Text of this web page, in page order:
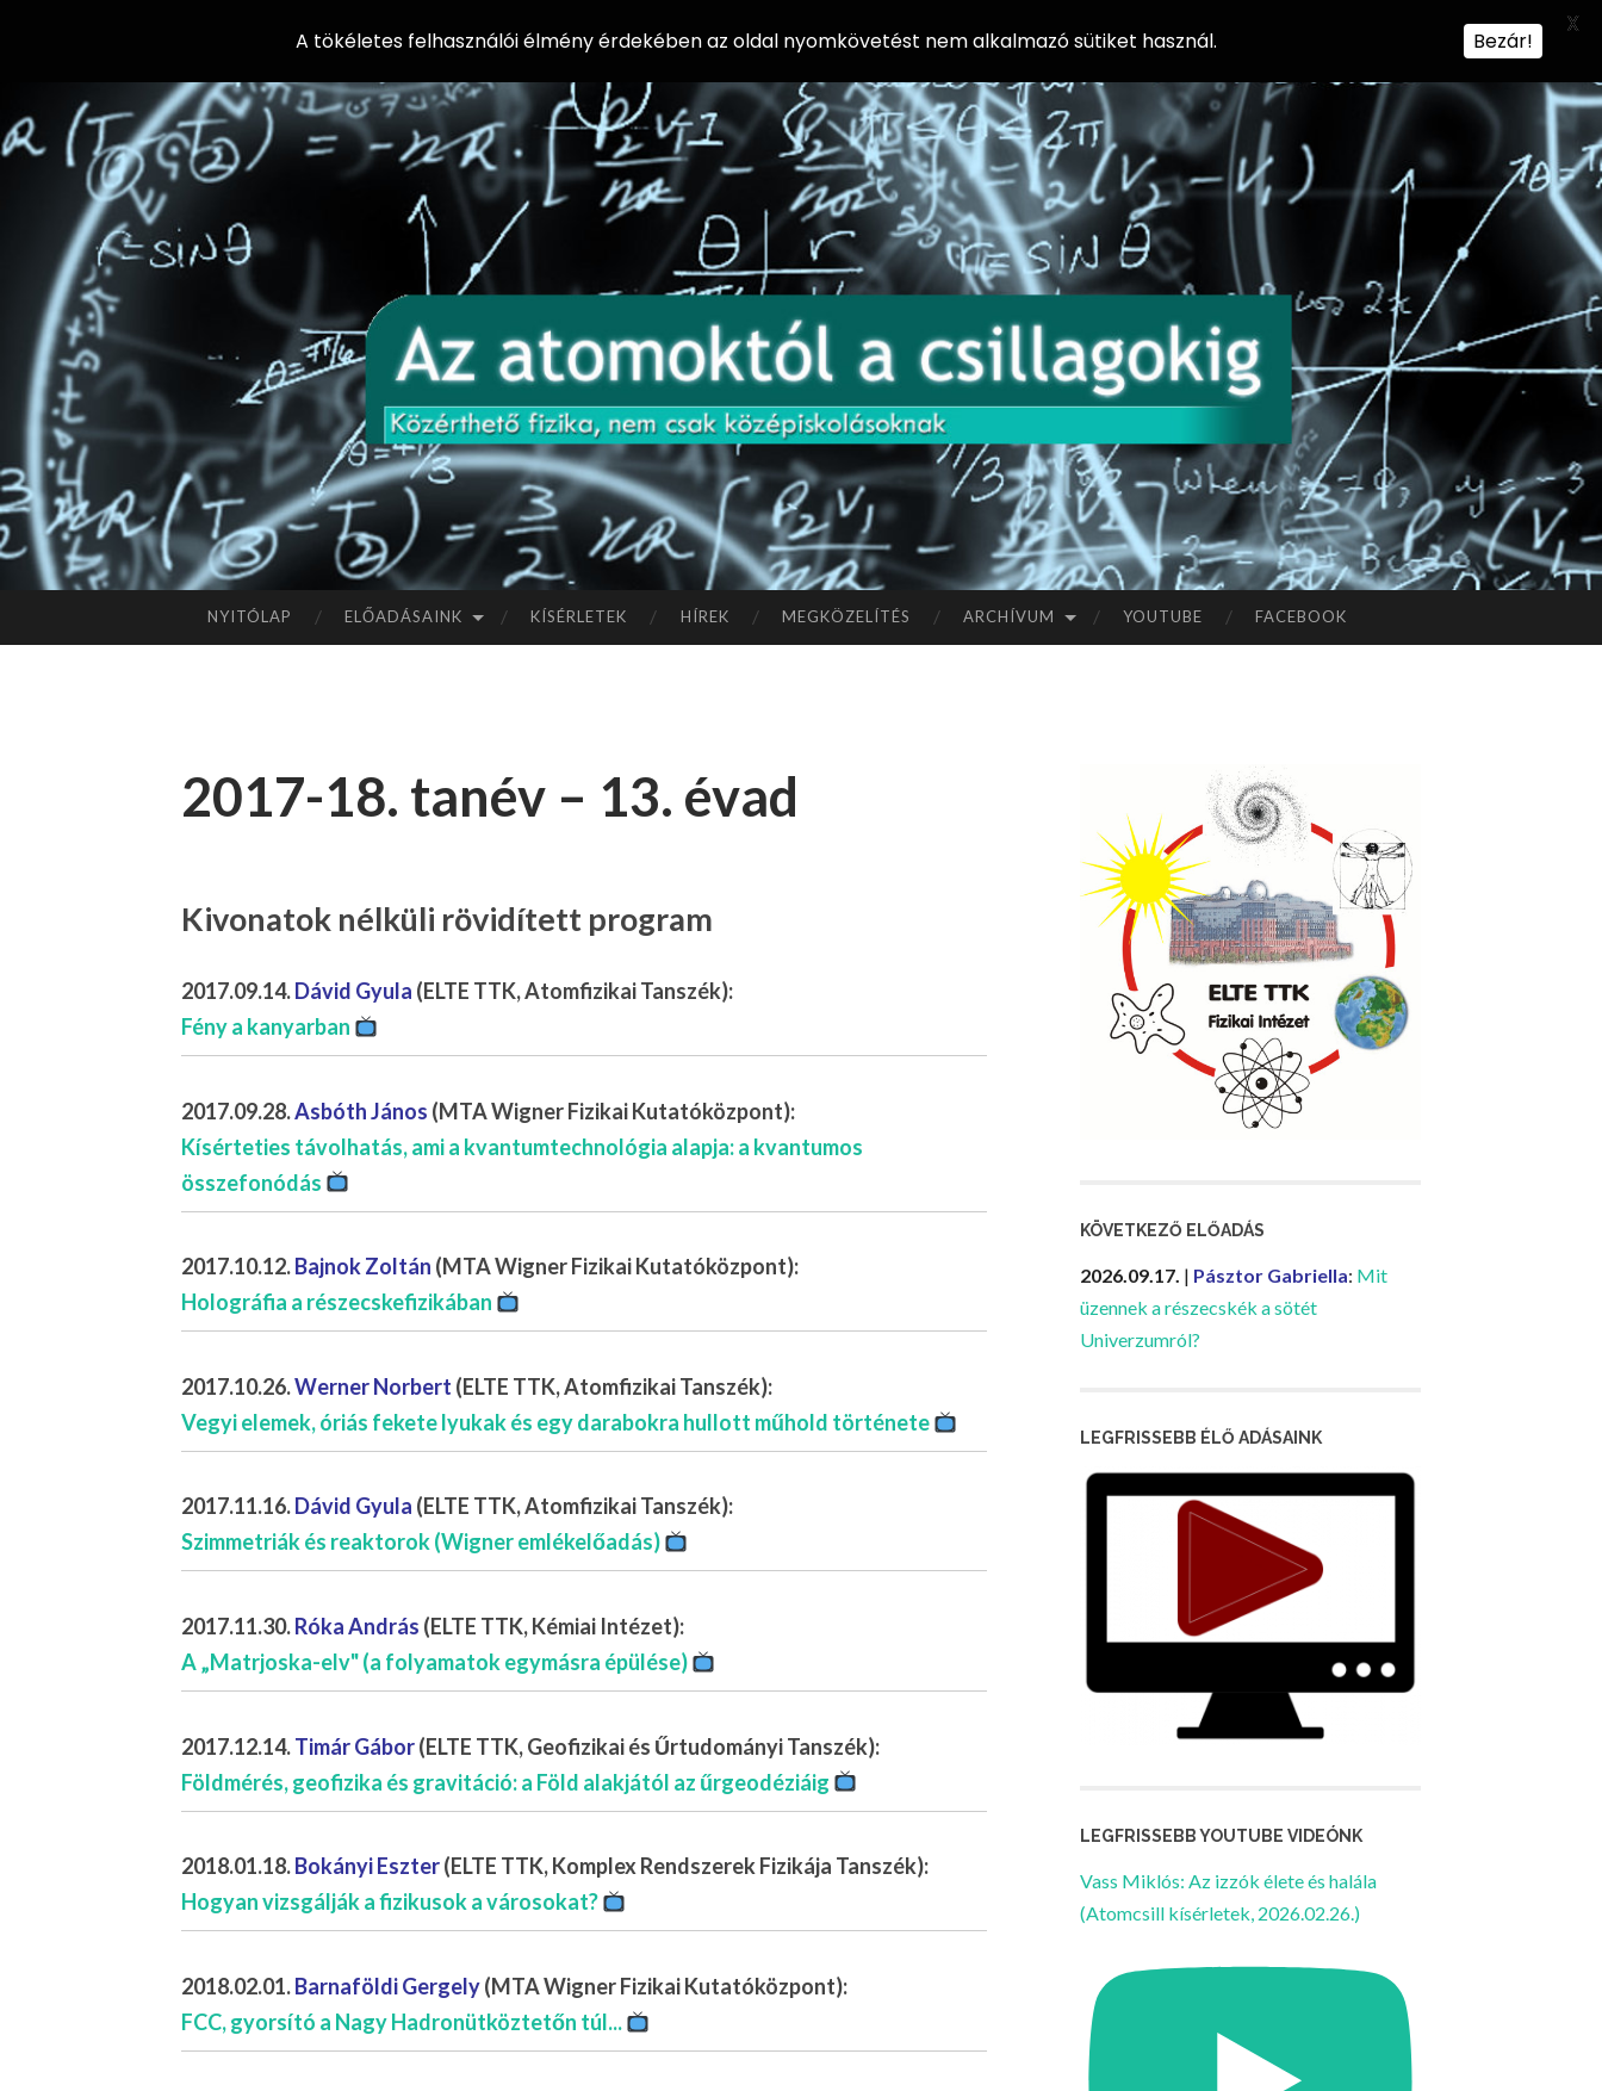
AZ
AT
OM
OK
TÓ
L A
Előadássorozat
középiskolásoknak
az ELTE
Természettudományi
Kar Fizikai
Intézetében
A
NYITÓLAP ELŐADÁSAINK KÍSÉRLETEK HÍREK MEGKÖZELÍTÉS ARCHÍVUM YOUTUBE FACEBOOK
2017-18. tanév – 13. évad
Kivonatok nélküli rövidített program
2017.09.14.Dávid Gyula (ELTE TTK, Atomfizikai Tanszék):
Fény a kanyarban
2017.09.28.Asbóth János (MTA Wigner Fizikai Kutatóközpont):
Kísérteties távolhatás, ami a kvantumtechnológia alapja: a kvantumos
összefonódás
2017.10.12.Bajnok Zoltán (MTA Wigner Fizikai Kutatóközpont):
Holográfia a részecskefizikában
2017.10.26.Werner Norbert (ELTE TTK, Atomfizikai Tanszék):
Vegyi elemek, óriás fekete lyukak és egy darabokra hullott műhold története
2017.11.16.Dávid Gyula (ELTE TTK, Atomfizikai Tanszék):
Szimmetriák és reaktorok (Wigner emlékelőadás)
2017.11.30.Róka András (ELTE TTK, Kémiai Intézet):
A „Matrjoska-elv" (a folyamatok egymásra épülése)
2017.12.14.Timár Gábor(ELTE TTK, Geofizikai és Űrtudományi Tanszék):
Földmérés, geofizika és gravitáció: a Föld alakjától az űrgeodéziáig
2018.01.18.Bokányi Eszter(ELTE TTK, Komplex Rendszerek Fizikája Tanszék):
Hogyan vizsgálják a fizikusok a városokat?
2018.02.01.Barnaföldi Gergely(MTA Wigner Fizikai Kutatóközpont):
FCC, gyorsító a Nagy Hadronütköztetőn túl...
KÖVETKEZŐ ELŐADÁS
2026.09.17. | Pásztor Gabriella: Mit
üzennek a részecskék a sötét
Univerzumról?
LEGFRISSEBB ÉLŐ ADÁSAINK
LEGFRISSEBB YOUTUBE VIDEÓNK
Vass Miklós: Az izzók élete és halála
(Atomcsill kísérletek, 2026.02.26.)
A tökéletes felhasználói élmény érdekében az oldal nyomkövetést nem alkalmazó sütiket használ. Bezár!
X